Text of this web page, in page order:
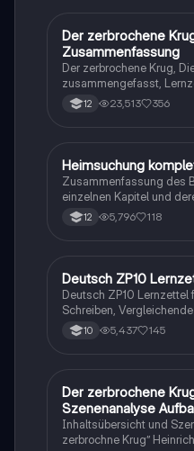
Deutsch
Der zerbrochene
Zusammenfassung
Der zerbrochene Krug,
zusammengefasst,
12 23,513 356
Deutsch
Heimsuchung
Zusammenfassung des
einzelnen Kapitel und
tabellarisch. Im
12 5,796 118
Deutsch
Deutsch ZP10
Deutsch ZP10 Lernzettel
Schreiben,
Sachtexte/Roman/
10 5,437 145
Deutsch
Der zerbrochene
Szenenanalyse
Q1/Q2/Abitur
Inhaltsübersicht und
zerbrochne Krug”